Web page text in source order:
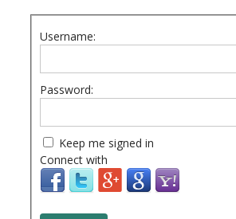
Username:
Password:
Keep me signed in
Connect with